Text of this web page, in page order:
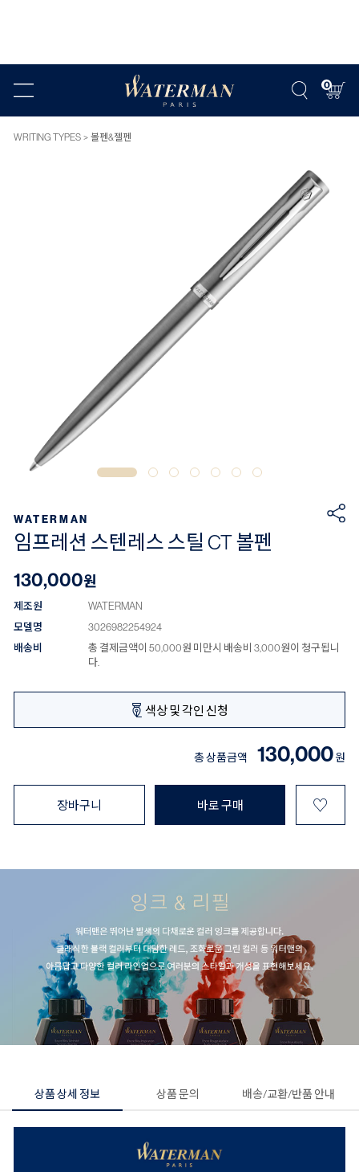
0
WRITING TYPES 볼펜&젤펜
WATERMAN
임프레션 스텐레스 스틸 CT 볼펜
130,000원
제조원
WATERMAN
모델명
3026982254924
배송비
총 결제금액이 50,000원 미만시 배송비 3,000원이 청구됩니
다.
색상 및 각인 신청
총 상품금액 130,000원
장바구니 바로 구매 ♡
상품 상세 정보 상품 문의 배송/교환/반품 안내